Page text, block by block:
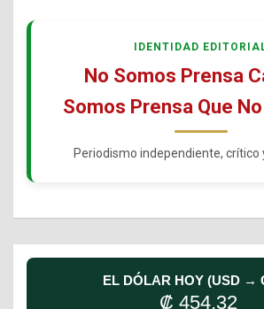
IDENTIDAD
No Somos Prensa
Somos Prensa Que
Periodismo independiente, crítico
EL DÓLAR HOY (USD →
₡ 454.32